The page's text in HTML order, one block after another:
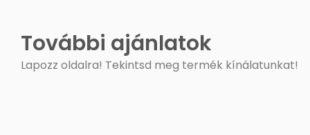
További ajánlatok
Lapozz oldalra! Tekintsd meg termék kínálatunkat!